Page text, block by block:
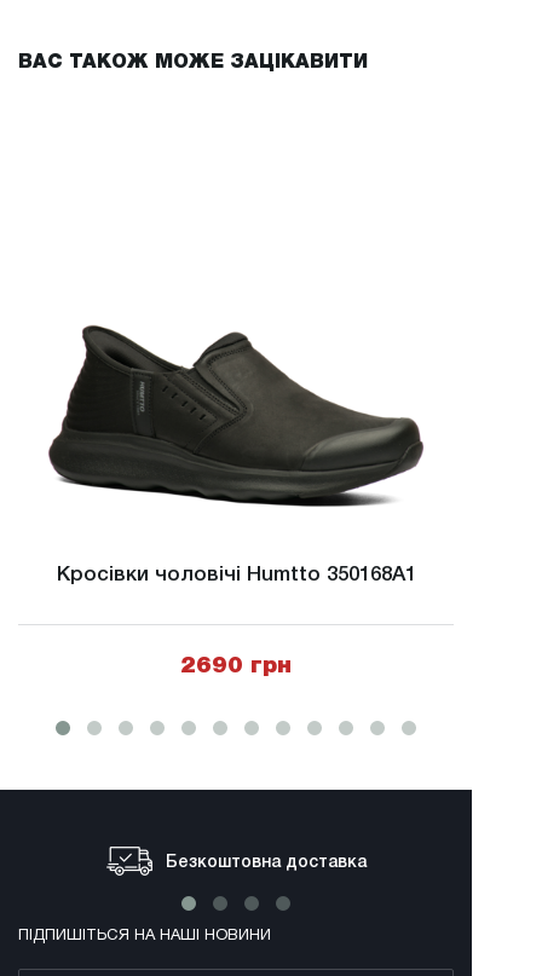
ВАС ТАКОЖ МОЖЕ ЗАЦІКАВИТИ
Кросівки чоловічі Humtto 350168A1
2690 грн
Безкоштовна доставка
ПІДПИШІТЬСЯ НА НАШІ НОВИНИ